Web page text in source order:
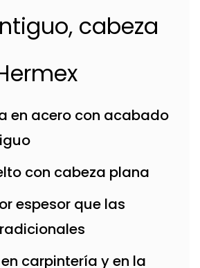
cabeza
en acero con acabado
con cabeza plana
espesor que las
carpintería y en la